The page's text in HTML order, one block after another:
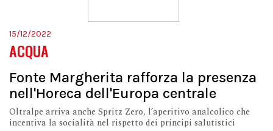
15/12/2022
ACQUA
Fonte Margherita rafforza la presenza
nell'Horeca dell'Europa centrale
Oltralpe arriva anche Spritz Zero, l’aperitivo analcolico che
incentiva la socialità nel rispetto dei principi salutistici